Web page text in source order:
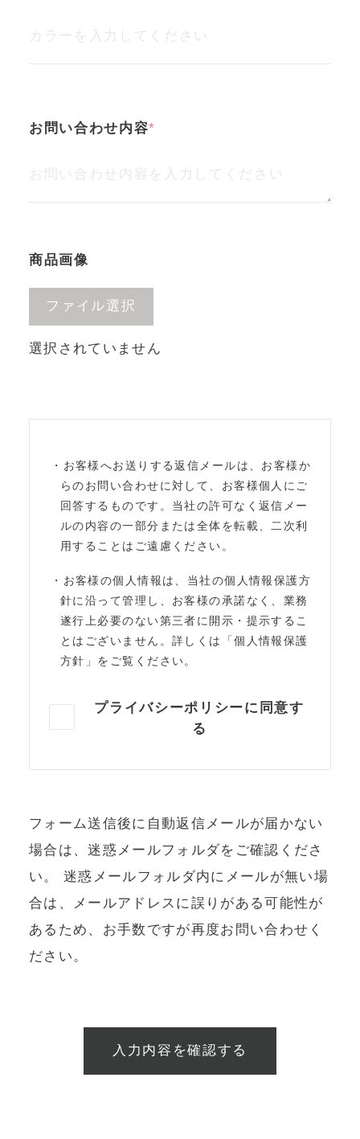
お問い合わせ内容
商品画像
ファイル選択
選択されていません
・お客様へお送りする返信メールは、お客様か
らのお問い合わせに対して、お客様個人にご
回答するものです。当社の許可なく返信メー
ルの内容の一部分または全体を転載、二次利
用することはご遠慮ください。
・お客様の個人情報は、当社の個人情報保護方
針に沿って管理し、お客様の承諾なく、業務
遂行上必要のない第三者に開示・提示するこ
とはございません。詳しくは「個人情報保護
方針」をご覧ください。
プライバシーポリシーに同意す
る
フォーム送信後に自動返信メールが届かない
場合は、迷惑メールフォルダをご確認くださ
い。
迷惑メールフォルダ内にメールが無い場
合は、メールアドレスに誤りがある可能性が
あるため、お手数ですが再度お問い合わせく
ださい。
入力内容を確認する